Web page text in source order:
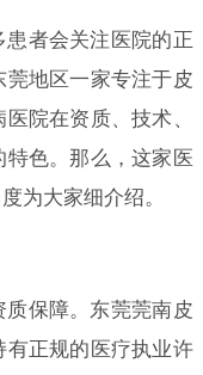
者会关注医院的正
地区一家专注于皮
院在资质、技术、
色。那么，这家医
为大家细介绍。
保障。东莞莞南皮
有正规的医疗执业许